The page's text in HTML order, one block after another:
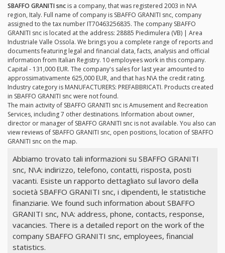
SBAFFO GRANITI snc is a company, that was registered 2003 in N\A
region, Italy. Full name of company is SBAFFO GRANITI snc, company
assigned to the tax number IT70463256835. The company SBAFFO
GRANITI snc is located at the address: 28885 Piedimulera (VB) | Area
Industriale Valle Ossola. We brings you a complete range of reports and
documents featuring legal and financial data, facts, analysis and official
information from Italian Registry. 10 employees work in this company.
Capital - 131,000 EUR. The company's sales for last year amounted to
approssimativamente 625,000 EUR, and that has N\A the credit rating.
Industry category is MANUFACTURERS: PREFABBRICATI. Products created
in SBAFFO GRANITI snc were not found.
The main activity of SBAFFO GRANITI snc is Amusement and Recreation
Services, including 7 other destinations. Information about owner,
director or manager of SBAFFO GRANITI snc is not available. You also can
view reviews of SBAFFO GRANITI snc, open positions, location of SBAFFO
GRANITI snc on the map.
Abbiamo trovato tali informazioni su SBAFFO GRANITI
snc, N\A: indirizzo, telefono, contatti, risposta, posti
vacanti. Esiste un rapporto dettagliato sul lavoro della
società SBAFFO GRANITI snc, i dipendenti, le statistiche
finanziarie. We found such information about SBAFFO
GRANITI snc, N\A: address, phone, contacts, response,
vacancies. There is a detailed report on the work of the
company SBAFFO GRANITI snc, employees, financial
statistics.